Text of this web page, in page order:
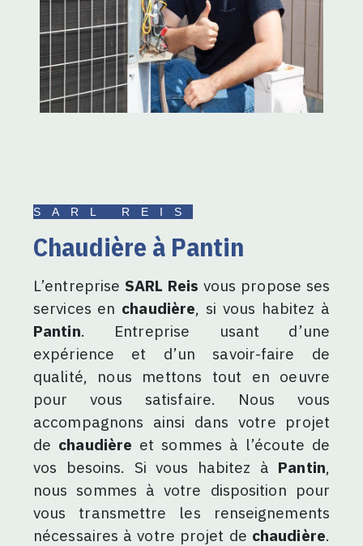
SARL REIS
chaudière à Pantin
L’entreprise SARL Reis vous propose ses
services en chaudière, si vous habitez à
Pantin. Entreprise usant d’une
expérience et d’un savoir-faire de
qualité, nous mettons tout en oeuvre
pour vous satisfaire. Nous vous
accompagnons ainsi dans votre projet
de chaudière et sommes à l’écoute de
vos besoins. Si vous habitez à Pantin,
nous sommes à votre disposition pour
vous transmettre les renseignements
nécessaires à votre projet de chaudière.